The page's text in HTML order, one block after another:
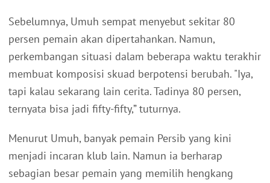
Sebelumnya, Umuh sempat menyebut sekitar 80
persen pemain akan dipertahankan. Namun,
perkembangan situasi dalam beberapa waktu terakhir
membuat komposisi skuad berpotensi berubah. "Iya,
tapi kalau sekarang lain cerita. Tadinya 80 persen,
ternyata bisa jadi fifty-fifty,” tuturnya.
Menurut Umuh, banyak pemain Persib yang kini
menjadi incaran klub lain. Namun ia berharap
sebagian besar pemain yang memilih hengkang